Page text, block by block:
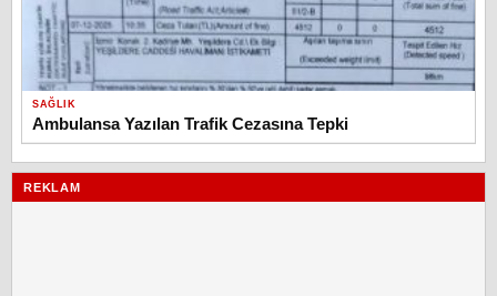
SAĞLIK
Ambulansa Yazılan Trafik Cezasına Tepki
REKLAM